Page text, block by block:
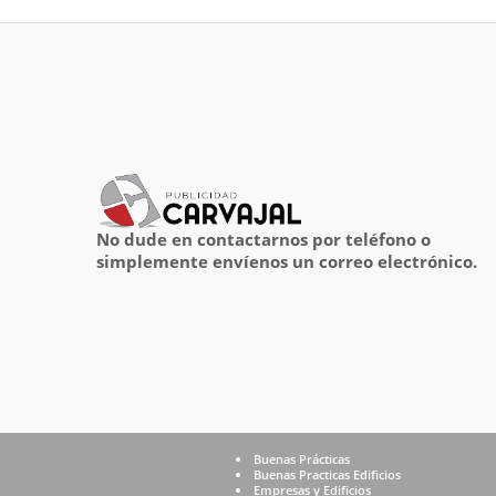
No dude en contactarnos por teléfono o
simplemente envíenos un correo electrónico.
Buenas Prácticas
Buenas Practicas Edificios
Empresas y Edificios